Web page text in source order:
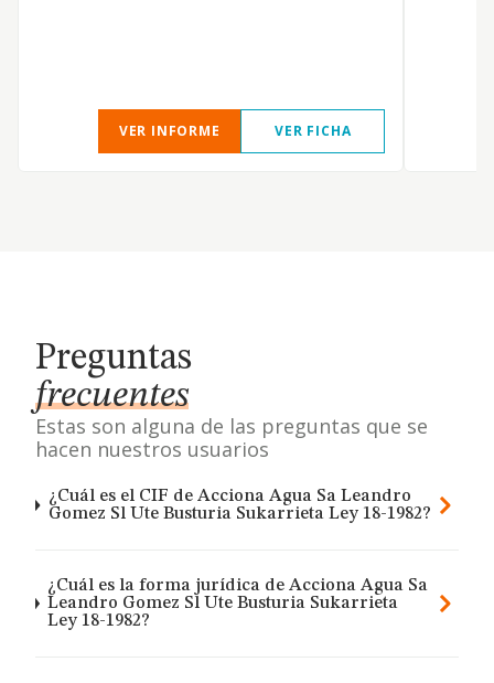
VER INFORME VER FICHA
Preguntas
frecuentes
Estas son alguna de las preguntas que se
hacen nuestros usuarios
¿Cuál es el CIF de Acciona Agua Sa Leandro
Gomez Sl Ute Busturia Sukarrieta Ley 18-1982?
¿Cuál es la forma jurídica de Acciona Agua Sa
Leandro Gomez Sl Ute Busturia Sukarrieta
Ley 18-1982?